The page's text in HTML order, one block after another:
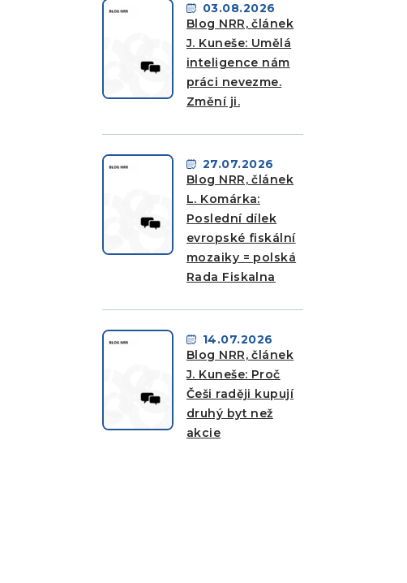
03.08.2026
Blog NRR, článek
J. Kuneše: Umělá
inteligence nám
práci nevezme.
Změní ji.
27.07.2026
Blog NRR, článek
L. Komárka:
Poslední dílek
evropské fiskální
mozaiky = polská
Rada Fiskalna
14.07.2026
Blog NRR, článek
J. Kuneše: Proč
Češi raději kupují
druhý byt než
akcie